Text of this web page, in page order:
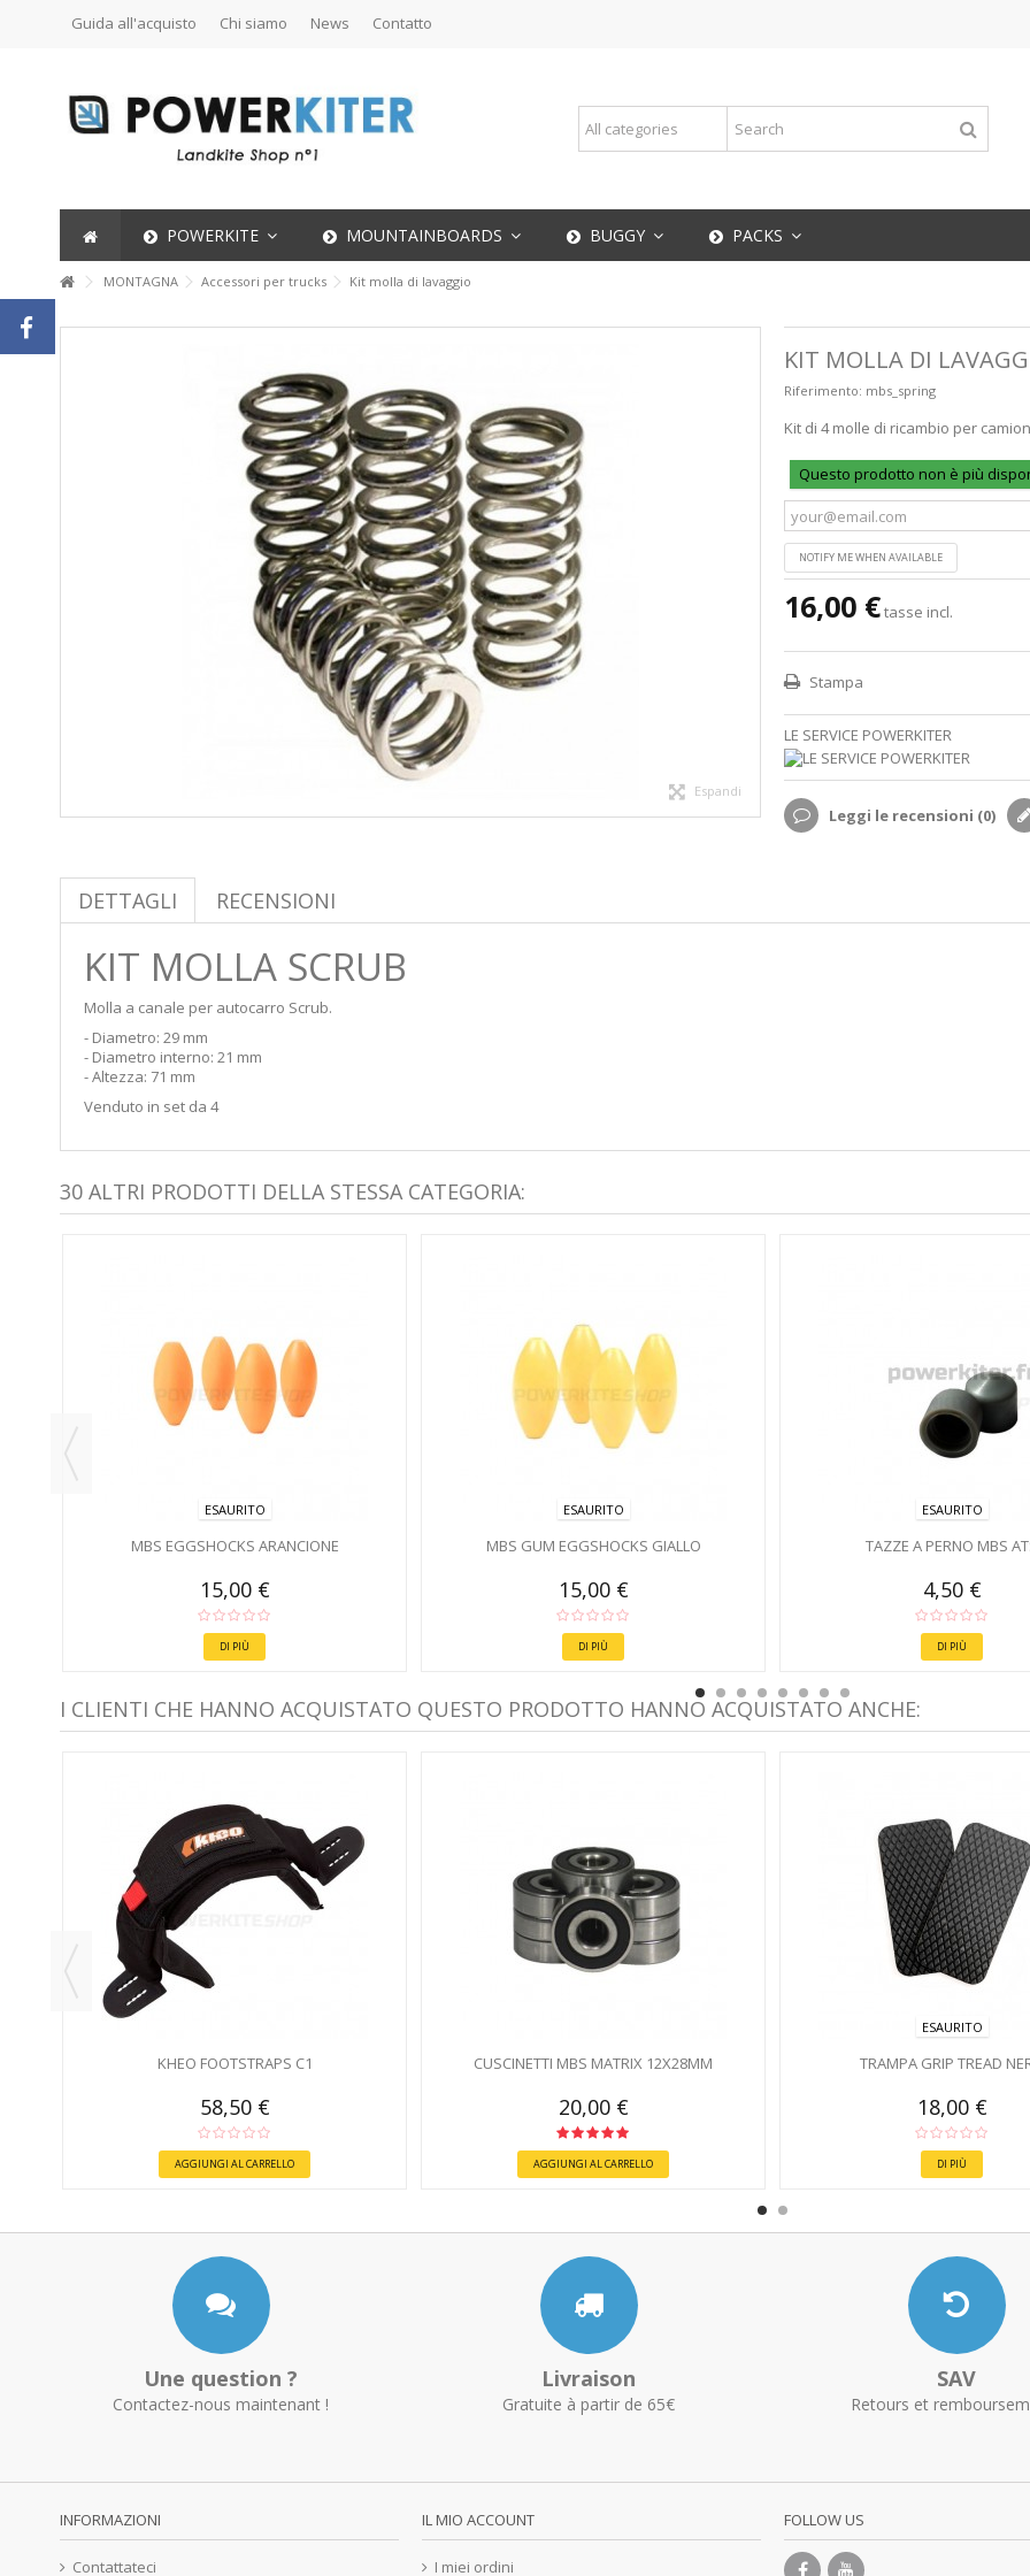
Guida all'acquisto Chi siamo News Contatto
POWERKITE MOUNTAINBOARDS BUGGY PACKS
MONTAGNA Accessori per trucks Kit molla di lavaggio
Espandi
KIT MOLLA DI
Riferimento: mbs_spring
Kit di 4 molle di ricambio per
Questo prodotto non è più
NOTIFY ME WHEN AVAILABLE
16,00 €tasse incl.
Stampa
LE SERVICE POWERKITER
Leggi le recensioni (0)
DETTAGLI RECENSIONI
KIT MOLLA SCRUB
Molla a canale per autocarro Scrub.
- Diametro: 29 mm
- Diametro interno: 21 mm
- Altezza: 71 mm
Venduto in set da 4
30 ALTRI PRODOTTI DELLA STESSA CATEGORIA:
ESAURITO
MBS EGGSHOCKS ARANCIONE
15,00 €
DI PIÙ
ESAURITO
MBS GUM EGGSHOCKS GIALLO
15,00 €
DI PIÙ
ESAURITO
TAZZE A PERNO MBS
4,50 €
DI PIÙ
I CLIENTI CHE HANNO ACQUISTATO QUESTO PRODOTTO HANNO ACQUISTATO ANCHE:
KHEO FOOTSTRAPS C1
58,50 €
AGGIUNGI AL CARRELLO
CUSCINETTI MBS MATRIX 12X28MM
20,00 €
AGGIUNGI AL CARRELLO
ESAURITO
TRAMPA GRIP TREAD
18,00 €
DI PIÙ
Une question ?
Contactez-nous maintenant !
Livraison
Gratuite à partir de 65€
SAV
Retours et
INFORMAZIONI
Contattateci
IL MIO ACCOUNT
I miei ordini
FOLLOW US